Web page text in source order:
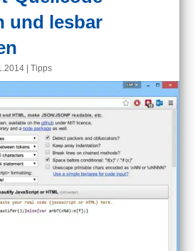
und lesbar
|Tipps